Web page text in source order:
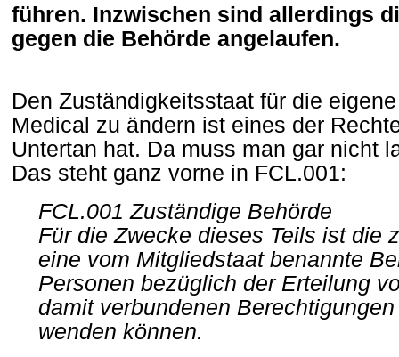
führen. Inzwischen sind allerdings
gegen die Behörde angelaufen.
Den Zuständigkeitsstaat für die
Medical zu ändern ist eines der
Untertan hat. Da muss man gar nicht
Das steht ganz vorne in FCL.001:
FCL.001 Zuständige Behörde
Für die Zwecke dieses Teils ist die
eine vom Mitgliedstaat benannte
Personen bezüglich der Erteilung
damit verbundenen
wenden können.